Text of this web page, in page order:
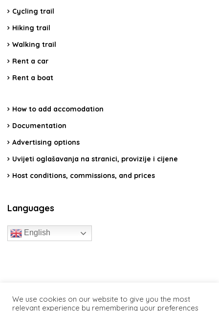
Cycling trail
Hiking trail
Walking trail
Rent a car
Rent a boat
How to add accomodation
Documentation
Advertising options
Uvijeti oglašavanja na stranici, provizije i cijene
Host conditions, commissions, and prices
Languages
English
We use cookies on our website to give you the most
relevant experience by remembering your preferences